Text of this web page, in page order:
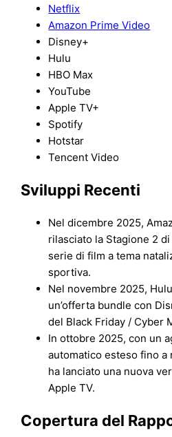
Netflix
Amazon Prime Video
Disney+
Hulu
HBO Max
YouTube
Apple TV+
Spotify
Hotstar
Tencent Video
Sviluppi Recenti
Nel dicembre 2025,
rilasciato la Stagione 2
serie di film a tema
sportiva.
Nel novembre 2025,
un’offerta bundle con
del Black Friday / Cyber
In ottobre 2025, con un
automatico esteso fino
ha lanciato una nuova
Apple TV.
Copertura del